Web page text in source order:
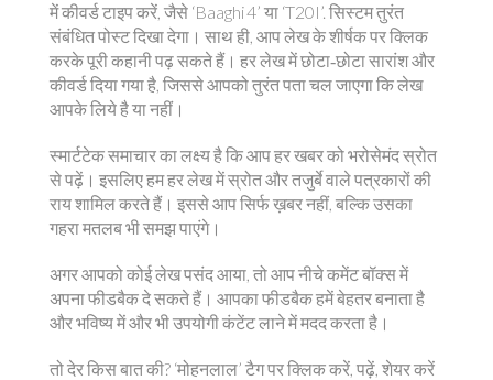
में कीवर्ड टाइप करें, जैसे ‘Baaghi 4’ या ‘T20I’. सिस्टम तुरंत
संबंधित पोस्ट दिखा देगा। साथ ही, आप लेख के शीर्षक पर क्लिक
करके पूरी कहानी पढ़ सकते हैं। हर लेख में छोटा‑छोटा सारांश और
कीवर्ड दिया गया है, जिससे आपको तुरंत पता चल जाएगा कि लेख
आपके लिये है या नहीं।
स्मार्टटेक समाचार का लक्ष्य है कि आप हर खबर को भरोसेमंद स्रोत
से पढ़ें। इसलिए हम हर लेख में स्रोत और तजुर्बे वाले पत्रकारों की
राय शामिल करते हैं। इससे आप सिर्फ ख़बर नहीं, बल्कि उसका
गहरा मतलब भी समझ पाएंगे।
अगर आपको कोई लेख पसंद आया, तो आप नीचे कमेंट बॉक्स में
अपना फीडबैक दे सकते हैं। आपका फीडबैक हमें बेहतर बनाता है
और भविष्य में और भी उपयोगी कंटेंट लाने में मदद करता है।
तो देर किस बात की? ‘मोहनलाल’ टैग पर क्लिक करें, पढ़ें, शेयर करें